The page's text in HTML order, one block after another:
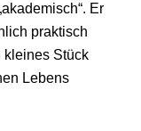
Er
praktisch
kleines Stück
Lebens